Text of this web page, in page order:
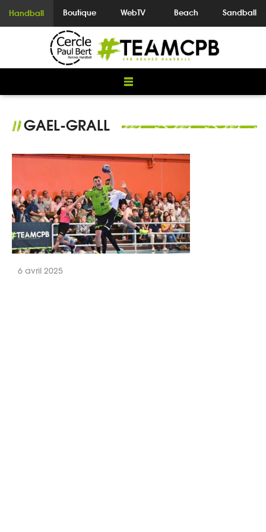
Handball Boutique WebTV Beach Sandball
//GAEL-GRALL
6 avril 2025